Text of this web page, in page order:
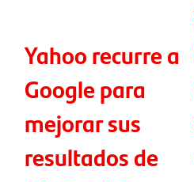
Yahoo recurre a
Google para
mejorar sus
resultados de